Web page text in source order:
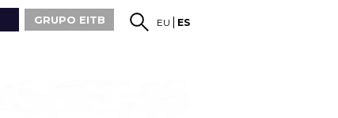
GRUPO EITB EU ES